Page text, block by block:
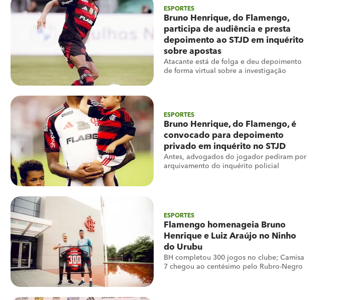
ESPORTES
Bruno Henrique, do Flamengo,
participa de audiência e presta
depoimento ao STJD em inquérito
sobre apostas
Atacante está de folga e deu depoimento
de forma virtual sobre a investigação
ESPORTES
Bruno Henrique, do Flamengo, é
convocado para depoimento
privado em inquérito no STJD
Antes, advogados do jogador pediram por
arquivamento do inquérito policial
ESPORTES
Flamengo homenageia Bruno
Henrique e Luiz Araújo no Ninho
do Urubu
BH completou 300 jogos no clube; Camisa
7 chegou ao centésimo pelo Rubro-Negro